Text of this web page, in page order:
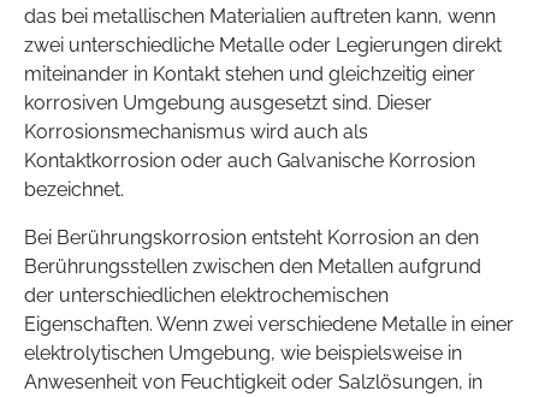
das bei metallischen Materialien auftreten kann, wenn
zwei unterschiedliche Metalle oder Legierungen direkt
miteinander in Kontakt stehen und gleichzeitig einer
korrosiven Umgebung ausgesetzt sind. Dieser
Korrosionsmechanismus wird auch als
Kontaktkorrosion oder auch Galvanische Korrosion
bezeichnet.
Bei Berührungskorrosion entsteht Korrosion an den
Berührungsstellen zwischen den Metallen aufgrund
der unterschiedlichen elektrochemischen
Eigenschaften. Wenn zwei verschiedene Metalle in einer
elektrolytischen Umgebung, wie beispielsweise in
Anwesenheit von Feuchtigkeit oder Salzlösungen, in